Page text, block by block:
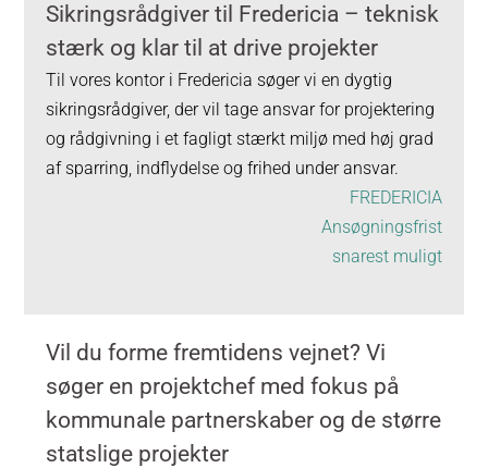
Sikringsrådgiver til Fredericia – teknisk
stærk og klar til at drive projekter
Til vores kontor i Fredericia søger vi en dygtig
sikringsrådgiver, der vil tage ansvar for projektering
og rådgivning i et fagligt stærkt miljø med høj grad
af sparring, indflydelse og frihed under ansvar.
FREDERICIA
Ansøgningsfrist
snarest muligt
Vil du forme fremtidens vejnet? Vi
søger en projektchef med fokus på
kommunale partnerskaber og de større
statslige projekter